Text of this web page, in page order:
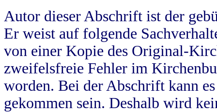
Autor dieser Abschrift ist der
Er weist auf folgende
von einer Kopie des Original-
zweifelsfreie Fehler im
worden. Bei der Abschrift kann
gekommen sein. Deshalb wird